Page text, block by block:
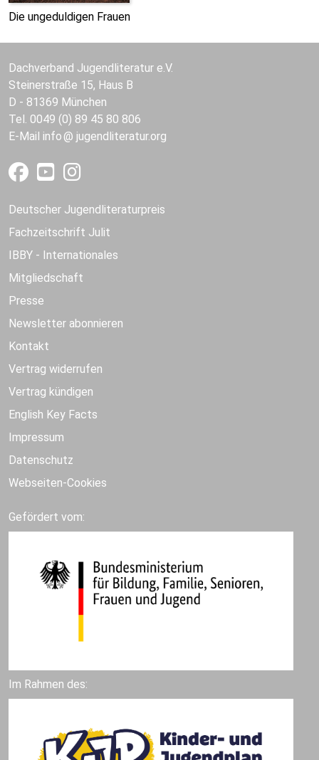
Die ungeduldigen Frauen
Dachverband Jugendliteratur e.V.
Steinerstraße 15, Haus B
D - 81369 München
Tel. 0049 (0) 89 45 80 806
E-Mail info jugendliteratur.org
Deutscher Jugendliteraturpreis
Fachzeitschrift Julit
IBBY - Internationales
Mitgliedschaft
Presse
Newsletter abonnieren
Kontakt
Vertrag widerrufen
Vertrag kündigen
English Key Facts
Impressum
Datenschutz
Webseiten-Cookies
Gefördert vom:
Im Rahmen des: